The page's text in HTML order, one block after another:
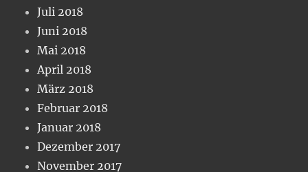
Juli 2018
Juni 2018
Mai 2018
April 2018
März 2018
Februar 2018
Januar 2018
Dezember 2017
November 2017